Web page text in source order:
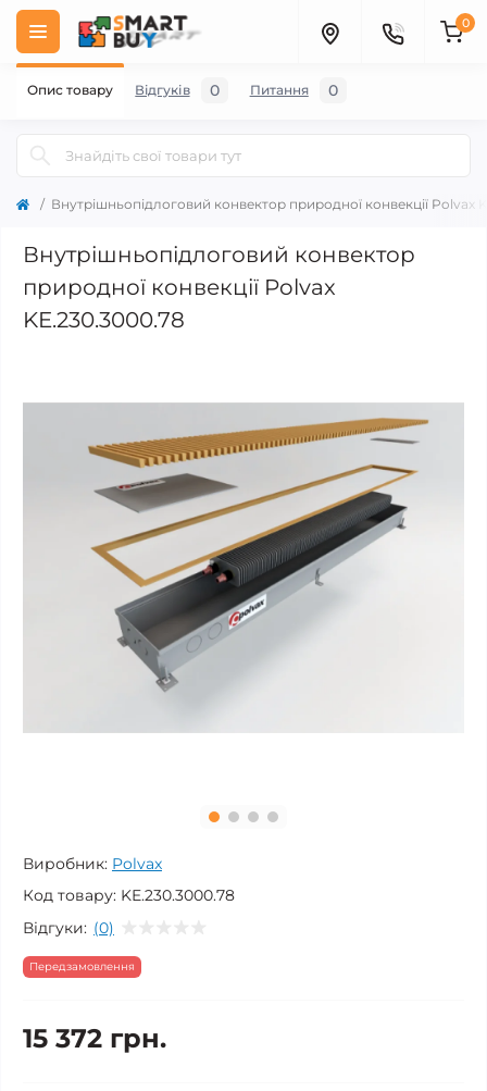
0
Внутрішньопідлоговий конвектор природної конвекції Polvax
Внутрішньопідлоговий конвектор
природної конвекції Polvax
KE.230.3000.78
Виробник: Polvax
Код товару: KE.230.3000.78
Відгуки: (0)
Передзамовлення
15 372 грн.
Опис товару Відгуків 0 Питання 0